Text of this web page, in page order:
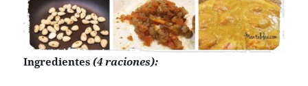
Ingredientes (4 raciones):